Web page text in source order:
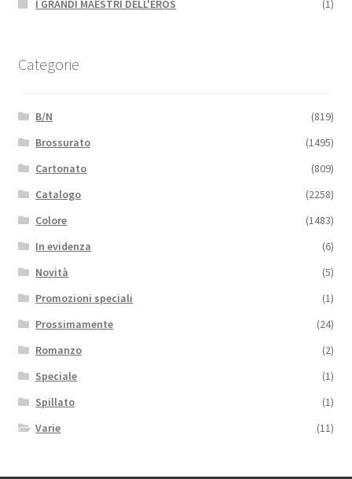
I GRANDI MAESTRI DELL'EROS
(1)
Categorie
B/N
(819)
Brossurato
(1495)
Cartonato
(809)
Catalogo
(2258)
Colore
(1483)
In evidenza
(6)
Novità
(5)
Promozioni speciali
(1)
Prossimamente
(24)
Romanzo
(2)
Speciale
(1)
Spillato
(1)
Varie
(11)